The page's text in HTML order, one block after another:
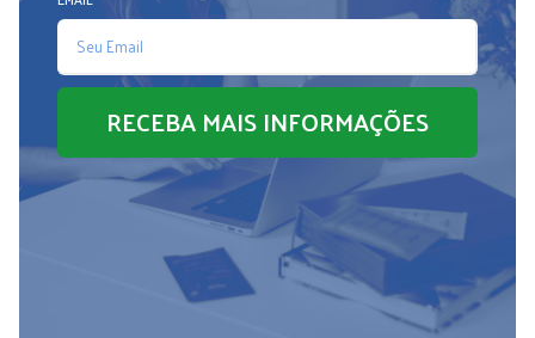
RECEBA MAIS INFORMAÇÕES